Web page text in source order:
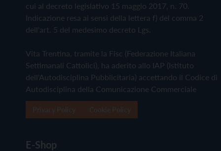
cui al decreto legislativo 15 maggio 2017, n. 70.
Indicazione resa ai sensi della lettera f) del comma 2
dell'art. 5 del medesimo decreto Lgs.
Vita Trentina, tramite la Fisc (Federazione Italiana
Settimanali Cattolici), ha aderito allo IAP (Istituto
dell'Autodisciplina Pubblicitaria) accettando il Codice di
Autodisciplina della Comunicazione Commerciale
E-Shop